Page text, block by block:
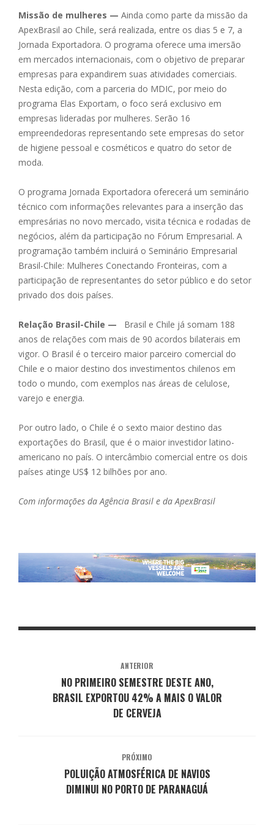
Missão de mulheres — Ainda como parte da missão da
ApexBrasil ao Chile, será realizada, entre os dias 5 e 7, a
Jornada Exportadora. O programa oferece uma imersão
em mercados internacionais, com o objetivo de preparar
empresas para expandirem suas atividades comerciais.
Nesta edição, com a parceria do MDIC, por meio do
programa Elas Exportam, o foco será exclusivo em
empresas lideradas por mulheres. Serão 16
empreendedoras representando sete empresas do setor
de higiene pessoal e cosméticos e quatro do setor de
moda.
O programa Jornada Exportadora oferecerá um seminário
técnico com informações relevantes para a inserção das
empresárias no novo mercado, visita técnica e rodadas de
negócios, além da participação no Fórum Empresarial. A
programação também incluirá o Seminário Empresarial
Brasil-Chile: Mulheres Conectando Fronteiras, com a
participação de representantes do setor público e do setor
privado dos dois países.
Relação Brasil-Chile — Brasil e Chile já somam 188
anos de relações com mais de 90 acordos bilaterais em
vigor. O Brasil é o terceiro maior parceiro comercial do
Chile e o maior destino dos investimentos chilenos em
todo o mundo, com exemplos nas áreas de celulose,
varejo e energia.
Por outro lado, o Chile é o sexto maior destino das
exportações do Brasil, que é o maior investidor latino-
americano no país. O intercâmbio comercial entre os dois
países atinge US$ 12 bilhões por ano.
Com informações da Agência Brasil e da ApexBrasil
ANTERIOR
NO PRIMEIRO SEMESTRE DESTE ANO,
BRASIL EXPORTOU 42% A MAIS O VALOR
DE CERVEJA
PRÓXIMO
POLUIÇÃO ATMOSFÉRICA DE NAVIOS
DIMINUI NO PORTO DE PARANAGUÁ